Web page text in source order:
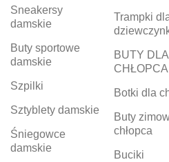
Sneakersy
damskie
Buty sportowe
damskie
Szpilki
Sztyblety damskie
Śniegowce
damskie
Trampki
BUTY DLA
CHŁOPCA
Botki dla
Buty
chłopca
Buciki